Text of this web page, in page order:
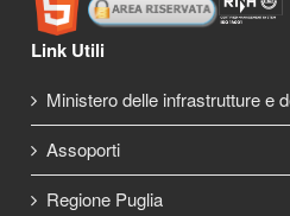
Link Utili
Ministero delle infrastrutture e
Assoporti
Regione Puglia